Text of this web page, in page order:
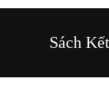
Sách